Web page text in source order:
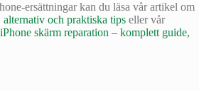
ersättningar kan du läsa vår artikel om
och praktiska tips eller vår
iPhone skärm reparation – komplett guide,